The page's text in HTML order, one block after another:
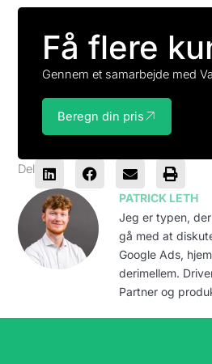
Få flere
Gennem et samarbejde med
Beregn din pris
Del
PATRICK LETH
Jeg er typen,
gå med at
Google Ads,
derimellem.
Partner og